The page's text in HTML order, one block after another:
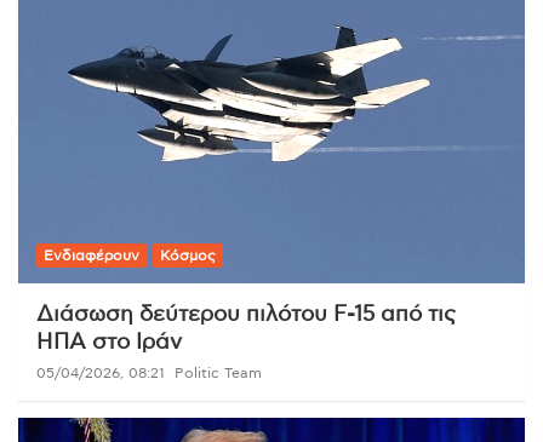
Ενδιαφέρουν Κόσμος
Διάσωση δεύτερου πιλότου F-15 από τις
ΗΠΑ στο Ιράν
05/04/2026, 08:21 Politic Team